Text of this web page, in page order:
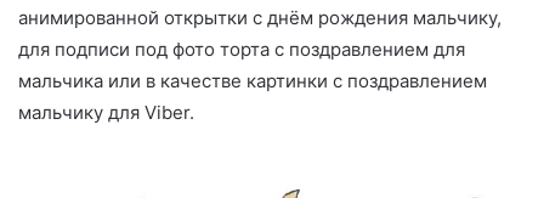
анимированной открытки с днём рождения мальчику,
для подписи под фото торта с поздравлением для
мальчика или в качестве картинки с поздравлением
мальчику для Viber.